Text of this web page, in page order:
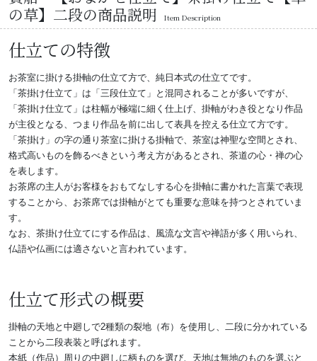
の草】二段の商品説明
Item Description
仕立ての特徴
お茶室に掛ける掛軸の仕立て方で、純日本式の仕立てです。
「茶掛け仕立て」は「三段仕立て」と混同されることが多いですが、
「茶掛け仕立て」は柱幅が極端に細く仕上げ、掛軸がわき役となり作品
が主役となる、つまり作品を前に出して表具を控える仕立て方です。
「茶掛け」の字の通り茶室に掛ける掛軸で、茶室は神聖な空間とされ、
格式高いものを飾るべきという考え方があるとされ、茶道の心・禅の心
を表します。
お茶席の主人がお客様をおもてなしする心を掛軸に書かれた言葉で表現
することから、お茶席では掛軸がとても重要な意味を持つとされていま
す。
なお、茶掛け仕立てにする作品は、風流な文言や禅語が多く用いられ、
仏語や仏画には適さないと言われています。
仕立て形式の概要
掛軸の天地と中廻しで2種類の裂地（布）を使用し、二段に分かれている
ことから二段表装と呼ばれます。
本紙（作品）周りの中廻しに柄ものを選び、天地は無地のものを選ぶと